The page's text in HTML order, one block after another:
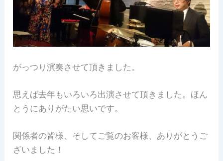
がっつり演奏させて頂きました。
思えば去年もいろいろ出演させて頂きました。ほん
とうにありがたい思いです。
関係者の皆様、そしてご覧のお客様、ありがとうご
ざいました！